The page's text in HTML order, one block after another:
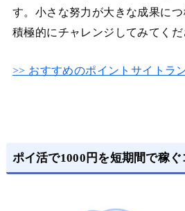
す。小さな努力が大きな成果に
積極的にチャレンジしてみてくだ
>> おすすめのポイントサイトラ
ポイ活で1000円を短期間で稼ぐ